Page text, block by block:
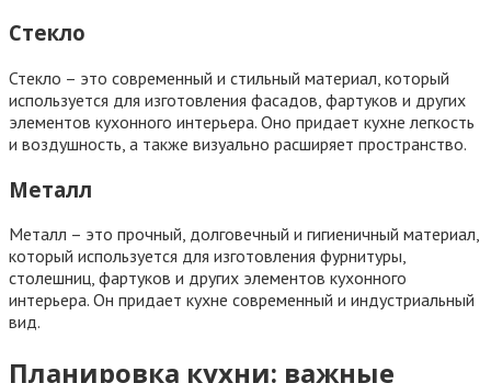
Стекло
Стекло – это современный и стильный материал, который
используется для изготовления фасадов, фартуков и других
элементов кухонного интерьера. Оно придает кухне легкость
и воздушность, а также визуально расширяет пространство.
Металл
Металл – это прочный, долговечный и гигиеничный материал,
который используется для изготовления фурнитуры,
столешниц, фартуков и других элементов кухонного
интерьера. Он придает кухне современный и индустриальный
вид.
Планировка кухни: важные